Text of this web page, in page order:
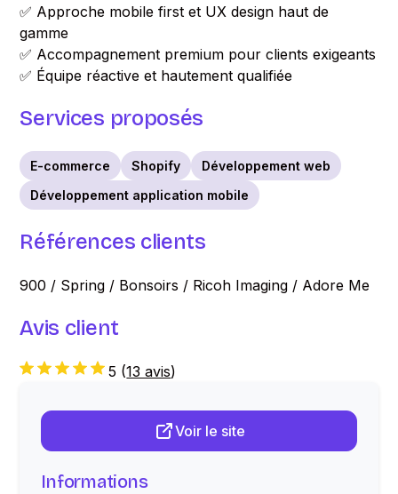
✅ Approche mobile first et UX design haut de
gamme
✅ Accompagnement premium pour clients exigeants
✅ Équipe réactive et hautement qualifiée
Services proposés
E-commerce Shopify
Développement web
Développement application mobile
Références clients
900 / Spring / Bonsoirs / Ricoh Imaging / Adore Me
Avis client
5 (13 avis)
Voir le site
Informations